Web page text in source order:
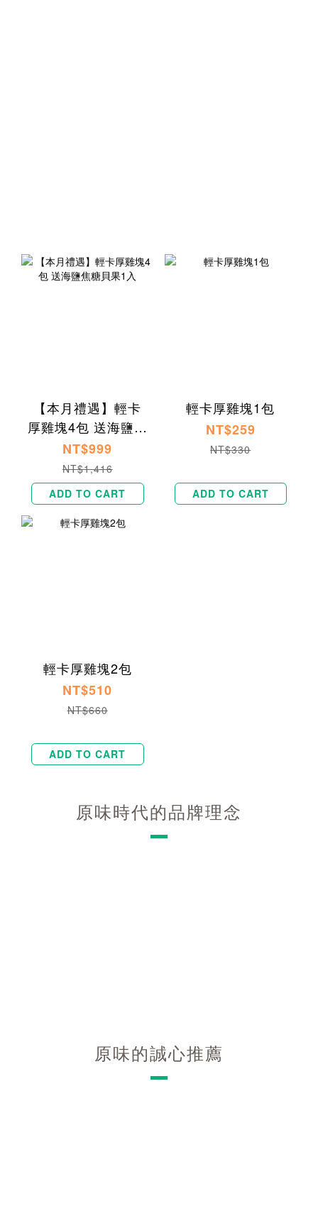
【本月禮遇】輕卡
厚雞塊4包 送海鹽焦
糖貝果1入
NT$999
NT$1,416
ADD TO CART
輕卡厚雞塊1包
NT$259
NT$330
ADD TO CART
輕卡厚雞塊2包
NT$510
NT$660
ADD TO CART
原味時代的品牌理念
－
原味的誠心推薦
－